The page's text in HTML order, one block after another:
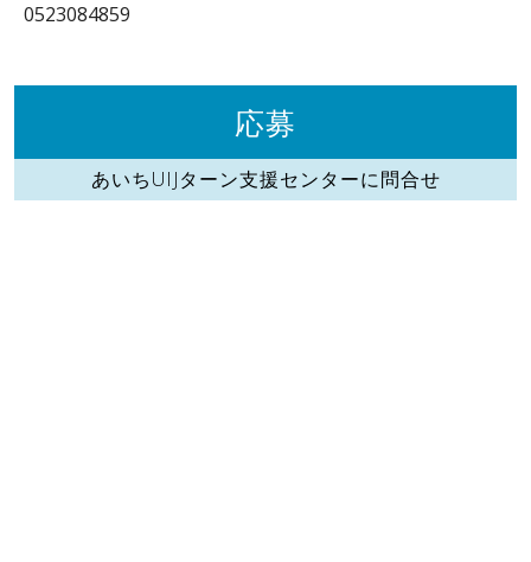
0523084859
応募
あいちUIJターン支援センターに問合せ